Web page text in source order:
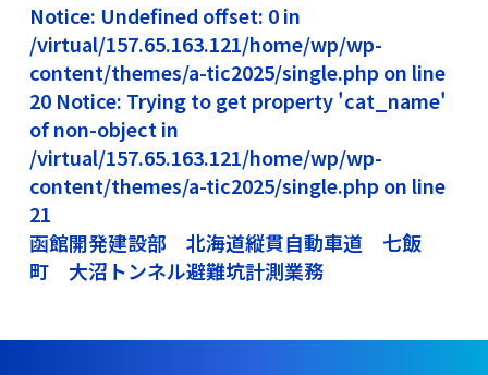
Notice: Undefined offset: 0 in
/virtual/157.65.163.121/home/wp/wp-
content/themes/a-tic2025/single.php on line
20 Notice: Trying to get property 'cat_name'
of non-object in
/virtual/157.65.163.121/home/wp/wp-
content/themes/a-tic2025/single.php on line
21
函館開発建設部 北海道縦貫自動車道 七飯
町 大沼トンネル避難坑計測業務